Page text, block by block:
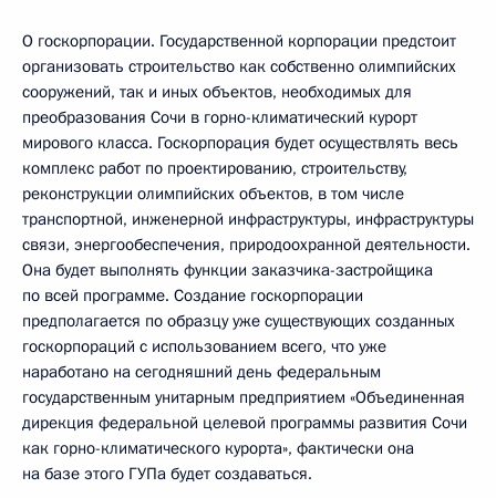
О госкорпорации. Государственной корпорации предстоит
организовать строительство как собственно олимпийских
сооружений, так и иных объектов, необходимых для
преобразования Сочи в горно-климатический курорт
мирового класса. Госкорпорация будет осуществлять весь
комплекс работ по проектированию, строительству,
реконструкции олимпийских объектов, в том числе
транспортной, инженерной инфраструктуры, инфраструктуры
связи, энергообеспечения, природоохранной деятельности.
Она будет выполнять функции заказчика-застройщика
по всей программе. Создание госкорпорации
предполагается по образцу уже существующих созданных
госкорпораций с использованием всего, что уже
наработано на сегодняшний день федеральным
государственным унитарным предприятием «Объединенная
дирекция федеральной целевой программы развития Сочи
как горно-климатического курорта», фактически она
на базе этого ГУПа будет создаваться.